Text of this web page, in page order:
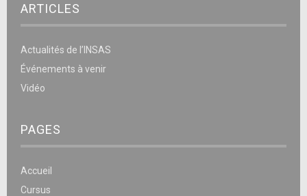
ARTICLES
Actualités de l’INSAS
Événements à venir
Vidéo
PAGES
Accueil
Cursus